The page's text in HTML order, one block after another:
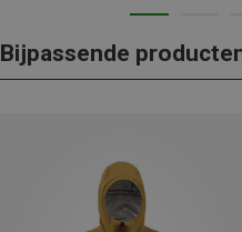
Bijpassende